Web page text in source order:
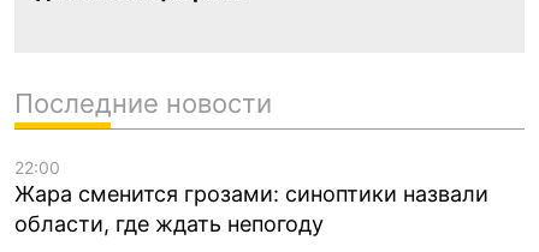
Последние новости
22:00
Жара сменится грозами: синоптики назвали
области, где ждать непогоду